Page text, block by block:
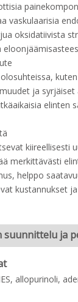
vaskulaarisia
oksidatiivista
ja syrjäiset
​​elinten
kiireellisesti
merkittävästi
helppo
kustannukset
suunnittelu ja
allopurinoli,